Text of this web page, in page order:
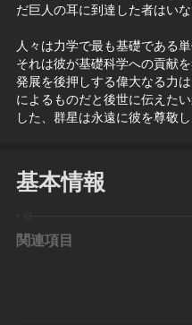
だ巨人の耳に到達した者はいな
人々は力学で最も基礎である
それは彼が基礎科学への貢献
発展を後押しする偉大なる力
によるものだと後世に伝えた
した、群星は永遠に彼を尊敬し
基本情報
関連項目